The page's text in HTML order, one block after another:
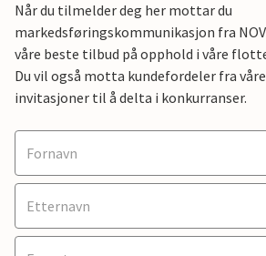
Når du tilmelder deg her mottar du
markedsføringskommunikasjon fra
våre beste tilbud på opphold i våre
Du vil også motta kundefordeler fra
invitasjoner til å delta i konkurranser.